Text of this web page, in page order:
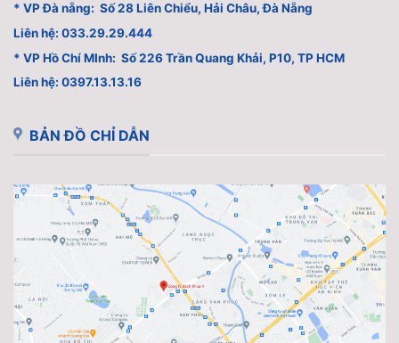
* VP Đà nẵng: Số 28 Liên Chiểu, Hải Châu, Đà Nẵng
Liên hệ: 033.29.29.444
* VP Hồ Chí MInh: Số 226 Trần Quang Khải, P10, TP HCM
Liên hệ: 0397.13.13.16
BẢN ĐỒ CHỈ DẪN